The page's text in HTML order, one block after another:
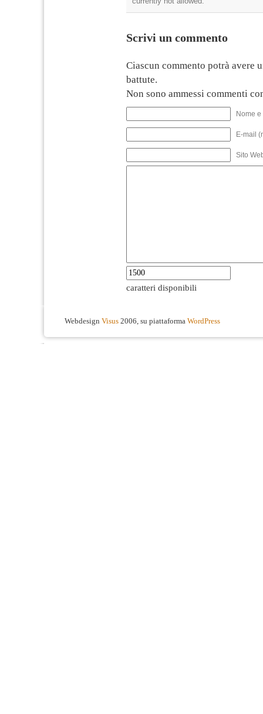
Scrivi un commento
Ciascun commento potrà avere
battute.
Non sono ammessi commenti
Nome
E-mail
Sito
caratteri disponibili
Webdesign Visus 2006, su piattaforma WordPress